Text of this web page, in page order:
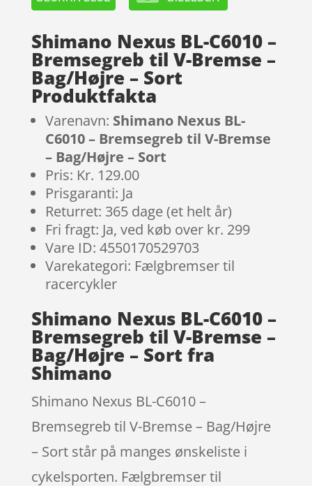
Shimano Nexus BL-C6010 –
Bremsegreb til V-Bremse –
Bag/Højre – Sort
Produktfakta
Varenavn: Shimano Nexus BL-
C6010 – Bremsegreb til V-Bremse
– Bag/Højre – Sort
Pris: Kr. 129.00
Prisgaranti: Ja
Returret: 365 dage (et helt år)
Fri fragt: Ja, ved køb over kr. 299
Vare ID: 4550170529703
Varekategori: Fælgbremser til
racercykler
Shimano Nexus BL-C6010 –
Bremsegreb til V-Bremse –
Bag/Højre – Sort fra
Shimano
Shimano Nexus BL-C6010 –
Bremsegreb til V-Bremse – Bag/Højre
– Sort står på manges ønskeliste i
cykelsporten. Fælgbremser til